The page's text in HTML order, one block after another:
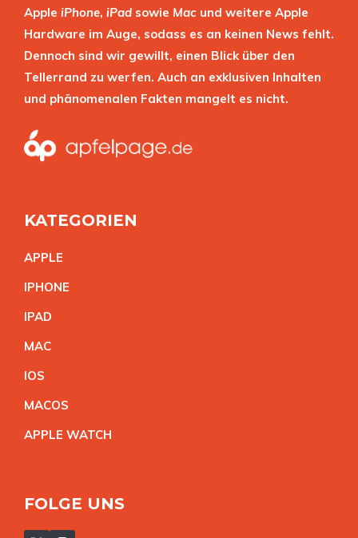
Apple iPhone, iPad sowie Mac und weitere Apple
Hardware im Auge, sodass es an keinen News fehlt.
Dennoch sind wir gewillt, einen Blick über den
Tellerrand zu werfen. Auch an exklusiven Inhalten
und phänomenalen Fakten mangelt es nicht.
KATEGORIEN
APPLE
IPHONE
IPAD
MAC
IOS
MACOS
APPLE WATCH
FOLGE UNS